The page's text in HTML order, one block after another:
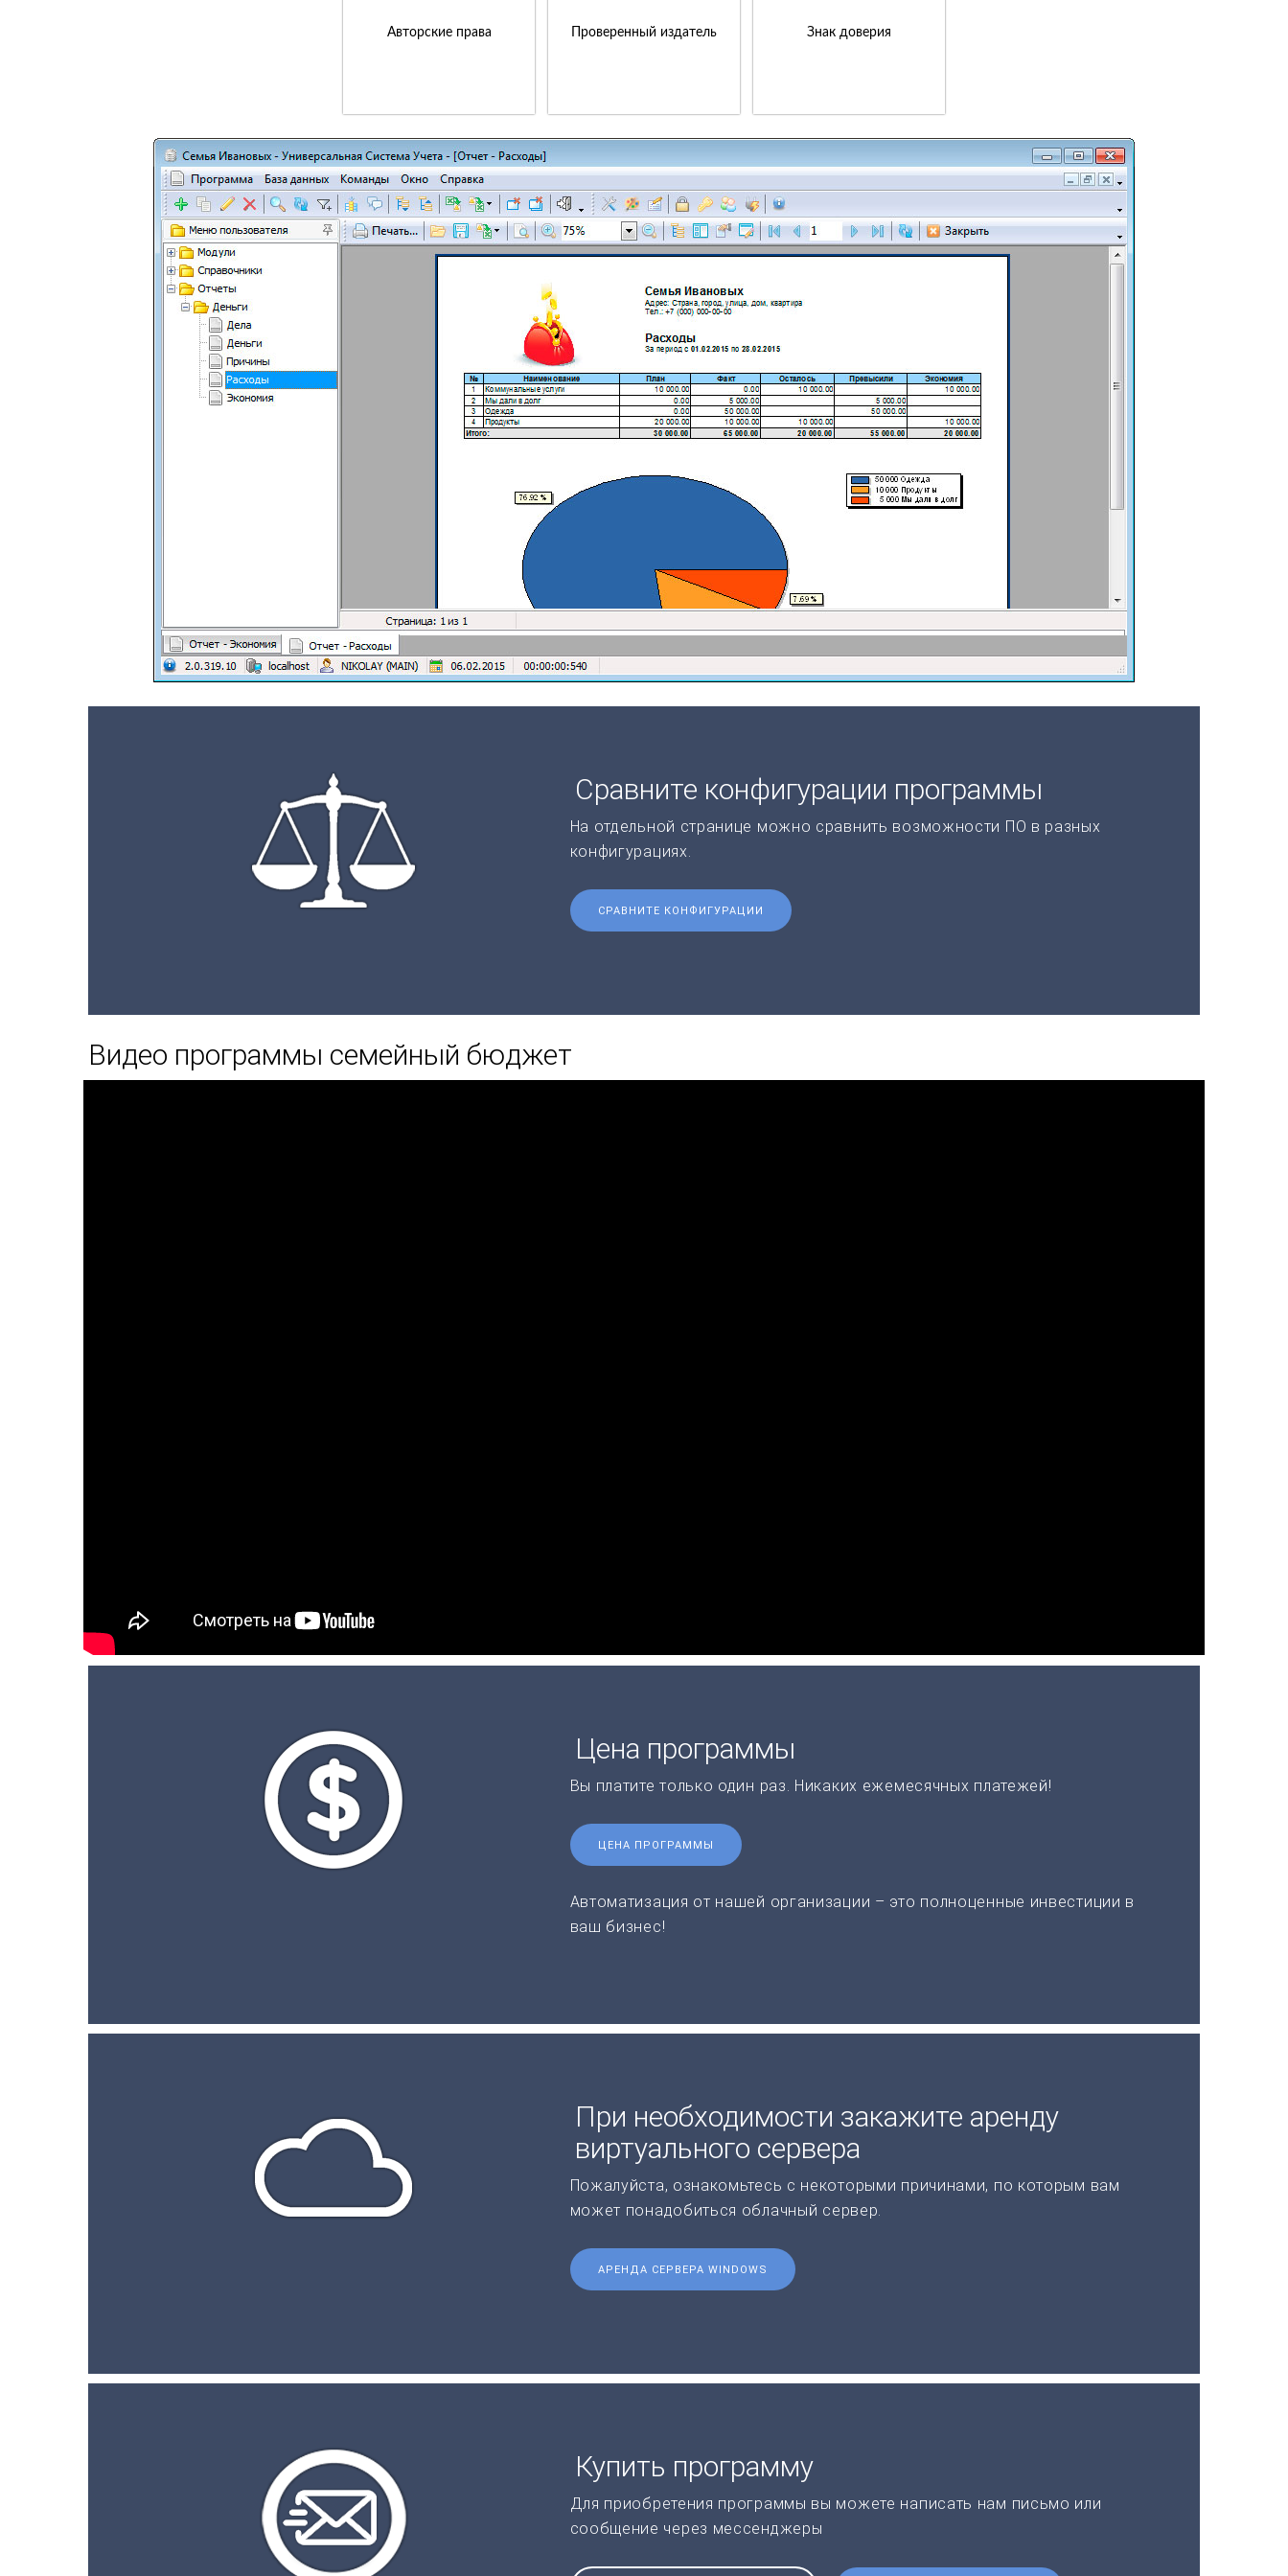
Авторские права Проверенный издатель Знак доверия
Сравните конфигурации программы
На отдельной странице можно сравнить возможности ПО в разных
конфигурациях.
СРАВНИТЕ КОНФИГУРАЦИИ
Видео программы семейный бюджет
Цена программы
Вы платите только один раз. Никаких ежемесячных платежей!
ЦЕНА ПРОГРАММЫ
Автоматизация от нашей организации – это полноценные инвестиции в
ваш бизнес!
При необходимости закажите аренду
виртуального сервера
Пожалуйста, ознакомьтесь с некоторыми причинами, по которым вам
может понадобиться облачный сервер.
АРЕНДА СЕРВЕРА WINDOWS
Купить программу
Для приобретения программы вы можете написать нам письмо или
сообщение через мессенджеры